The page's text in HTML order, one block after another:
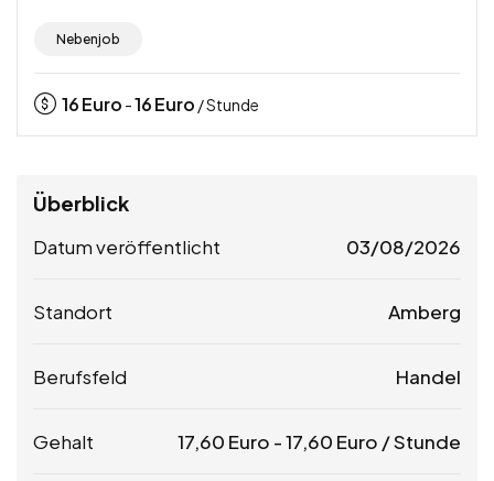
Nebenjob
16Euro -16Euro / Stunde
Überblick
Datum veröffentlicht 03/08/2026
Standort Amberg
Berufsfeld Handel
Gehalt 17,60 Euro -17,60 Euro / Stunde